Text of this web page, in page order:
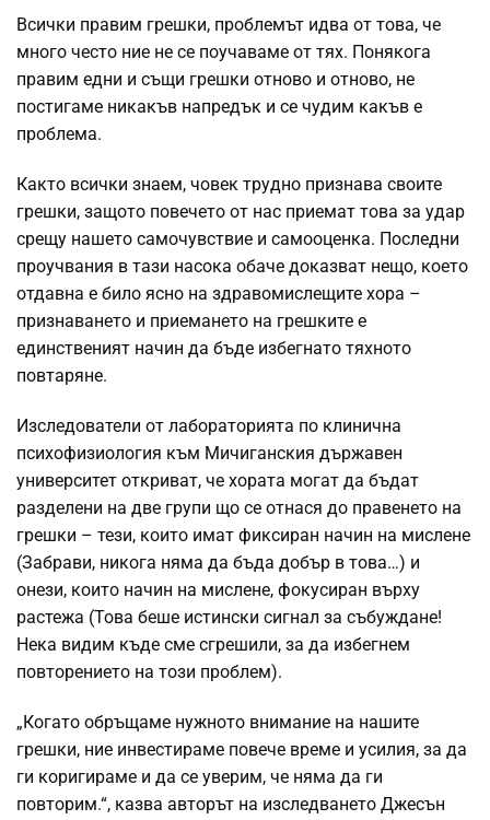
Всички правим грешки, проблемът идва от това, че
много често ние не се поучаваме от тях. Понякога
правим едни и същи грешки отново и отново, не
постигаме никакъв напредък и се чудим какъв е
проблема.
Както всички знаем, човек трудно признава своите
грешки, защото повечето от нас приемат това за удар
срещу нашето самочувствие и самооценка. Последни
проучвания в тази насока обаче доказват нещо, което
отдавна е било ясно на здравомислещите хора –
признаването и приемането на грешките е
единственият начин да бъде избегнато тяхното
повтаряне.
Изследователи от лабораторията по клинична
психофизиология към Мичиганския държавен
университет откриват, че хората могат да бъдат
разделени на две групи що се отнася до правенето на
грешки – тези, които имат фиксиран начин на мислене
(Забрави, никога няма да бъда добър в това…) и
онези, които начин на мислене, фокусиран върху
растежа (Това беше истински сигнал за събуждане!
Нека видим къде сме сгрешили, за да избегнем
повторението на този проблем).
„Когато обръщаме нужното внимание на нашите
грешки, ние инвестираме повече време и усилия, за да
ги коригираме и да се уверим, че няма да ги
повторим.“, казва авторът на изследването Джесън